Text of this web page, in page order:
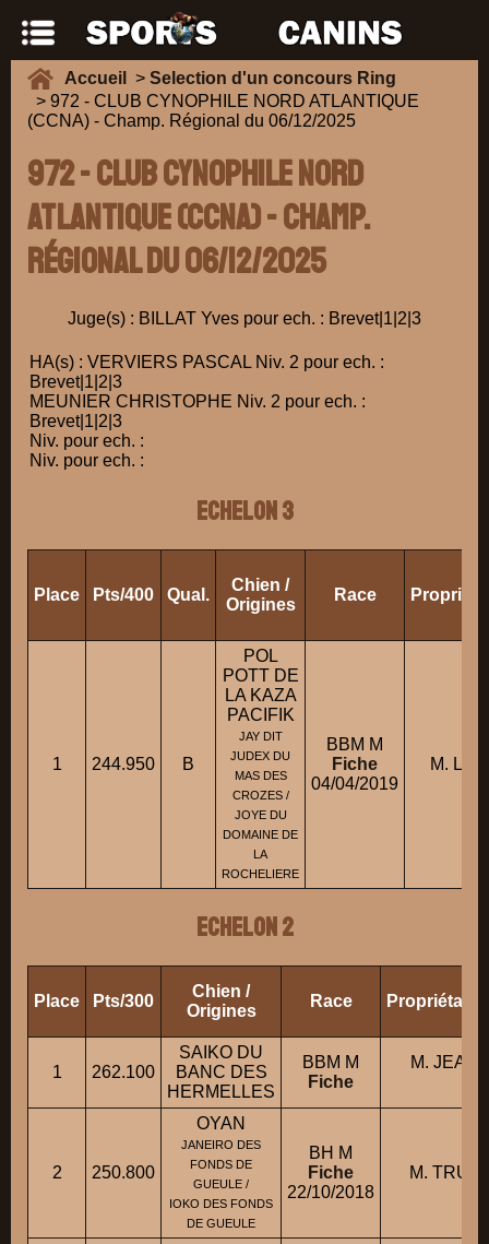
Accueil > Selection d'un concours Ring
> 972 - CLUB CYNOPHILE NORD ATLANTIQUE
(CCNA) - Champ. Régional du 06/12/2025
972 - CLUB CYNOPHILE NORD
ATLANTIQUE (CCNA) - Champ.
Régional du 06/12/2025
Juge(s) : BILLAT Yves pour ech. : Brevet|1|2|3
HA(s) : VERVIERS PASCAL Niv. 2 pour ech. :
Brevet|1|2|3
MEUNIER CHRISTOPHE Niv. 2 pour ech. :
Brevet|1|2|3
Niv. pour ech. :
Niv. pour ech. :
ECHELON 3
Place Pts/400 Qual.
Chien /
Origines
Race
1 244.950 B
POL
POTT DE
LA KAZA
PACIFIK
JAY DIT
JUDEX DU
MAS DES
CROZES /
JOYE DU
DOMAINE DE
LA
ROCHELIERE
BBM M
Fiche
04/04/2019
M.
ECHELON 2
Place Pts/300
Chien /
Origines
Race
1 262.100
SAIKO DU
BANC DES
HERMELLES
BBM M
Fiche
M.
2 250.800
OYAN
JANEIRO DES
FONDS DE
GUEULE /
IOKO DES FONDS
DE GUEULE
BH M
Fiche
22/10/2018
M.